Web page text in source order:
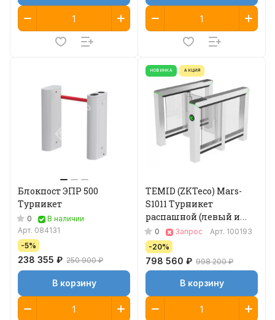
Блокпост ЭПР 500
Турникет
0
В наличии
Арт. 084131
-5%
238 355 ₽ 250 900 ₽
В корзину
НОВИНКА АКЦИЯ
TEMID (ZKTeco) Mars-
S1011 Турникет
распашной (левый и
правый модуль)
0 Запрос Арт. 100193
-20%
798 560 ₽ 998 200 ₽
В корзину